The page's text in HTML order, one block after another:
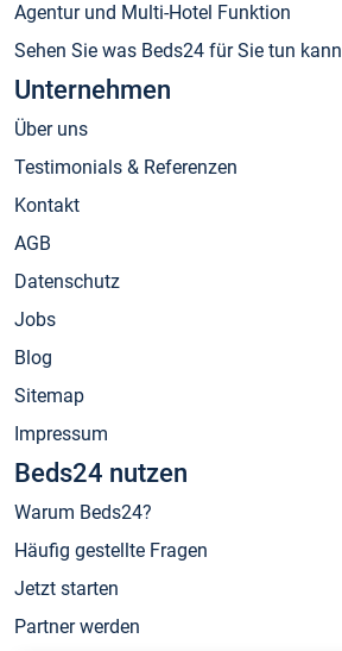
Agentur und Multi-Hotel Funktion
Sehen Sie was Beds24 für Sie tun kann
Unternehmen
Über uns
Testimonials & Referenzen
Kontakt
AGB
Datenschutz
Jobs
Blog
Sitemap
Impressum
Beds24 nutzen
Warum Beds24?
Häufig gestellte Fragen
Jetzt starten
Partner werden